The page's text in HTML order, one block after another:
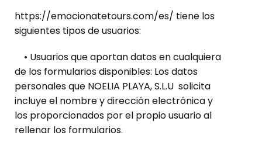
https://emocionatetours.com/es/ tiene los
siguientes tipos de usuarios:
• Usuarios que aportan datos en cualquiera
de los formularios disponibles: Los datos
personales que NOELIA PLAYA, S.L.U solicita
incluye el nombre y dirección electrónica y
los proporcionados por el propio usuario al
rellenar los formularios.